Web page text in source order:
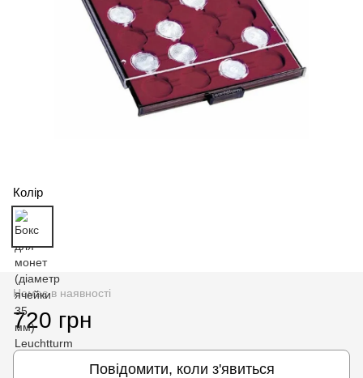
Колір
Немає в наявності
720 грн
Повідомити, коли з'явиться